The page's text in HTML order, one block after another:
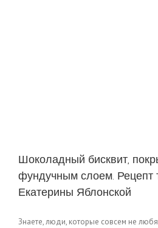
Шоколадный бисквит,
фундучным слоем. Рецепт
Екатерины Яблонской
Знаете, люди, которые совсем не